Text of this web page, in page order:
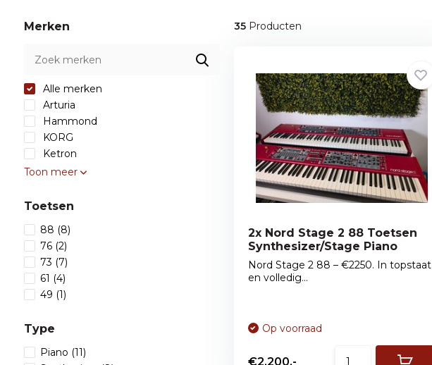
Merken
Alle merken
Arturia
Hammond
KORG
Ketron
Toon meer
Toetsen
88 (8)
76 (2)
73 (7)
61 (4)
49 (1)
Type
Piano (11)
35Producten
2x Nord Stage 2 88 Toetsen
Synthesizer/Stage Piano
Nord Stage 2 88 – €2250. In topstaat
en volledig...
Op voorraad
€2.200,-